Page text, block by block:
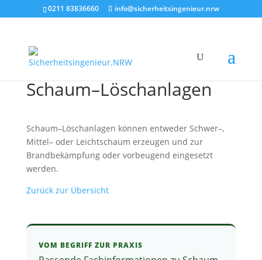
0211 83836660 info@sicherheitsingenieur.nrw
Schaum–Löschanlagen
Schaum–Löschanlagen können entweder Schwer–,
Mittel– oder Leichtschaum erzeugen und zur
Brandbekämpfung oder vorbeugend eingesetzt
werden.
Zurück zur Übersicht
VOM BEGRIFF ZUR PRAXIS